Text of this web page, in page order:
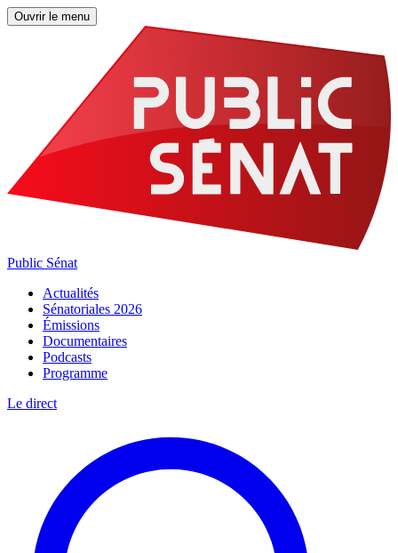
Ouvrir le menu
Public Sénat
Actualités
Sénatoriales 2026
Émissions
Documentaires
Podcasts
Programme
Le direct